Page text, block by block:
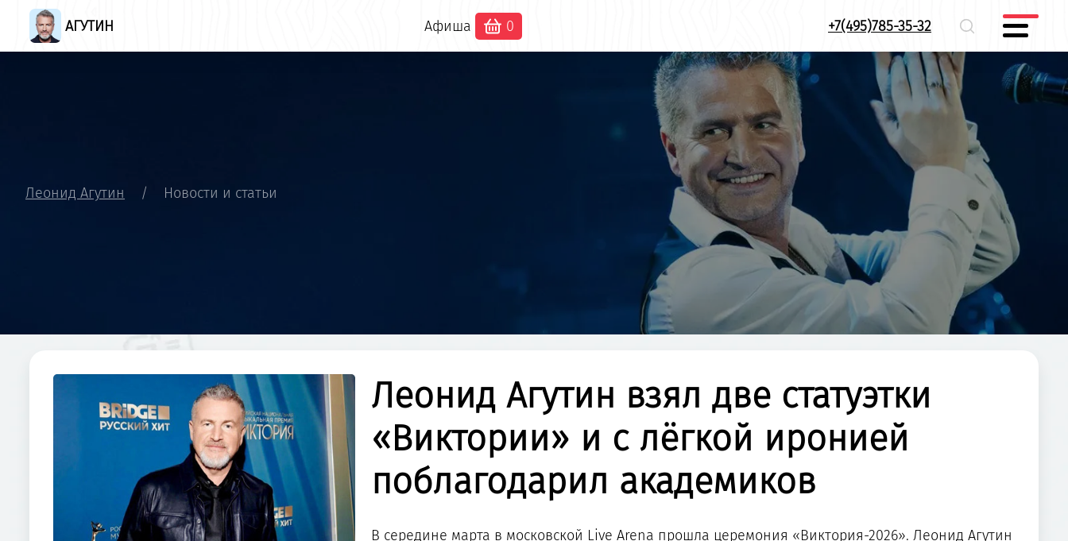
АГУТИН Афиша 0 +7(495)785-35-32
Леонид Агутин / Новости и статьи
Леонид Агутин взял две статуэтки
«Виктории» и с лёгкой иронией
поблагодарил академиков
В середине марта в московской Live Arena прошла церемония «Виктория-2026». Леонид Агутин